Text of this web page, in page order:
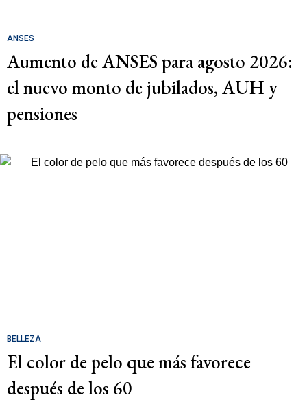
ANSES
Aumento de ANSES para agosto 2026:
el nuevo monto de jubilados, AUH y
pensiones
BELLEZA
El color de pelo que más favorece
después de los 60